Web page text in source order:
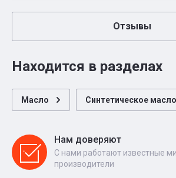
Отзывы
Находится в разделах
Масло Синтетическое масло
Нам доверяют
С нами работают известные
производители